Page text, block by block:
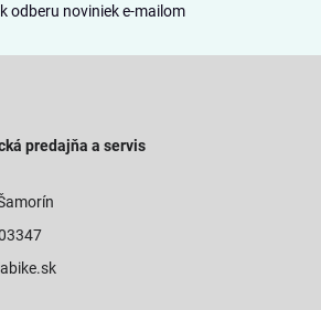
odberu noviniek e-mailom
predajňa a servis